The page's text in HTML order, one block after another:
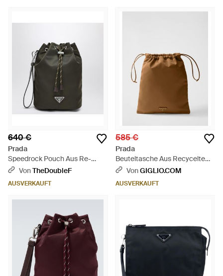
640 €
Prada
Speedrock Pouch Aus Re-
Nylon Und Grünem
VonTheDoubleF
AUSVERKAUFT
585 €
Prada
Beuteltasche Aus Recyceltem
Nylon - Braun
VonGIGLIO.COM
AUSVERKAUFT